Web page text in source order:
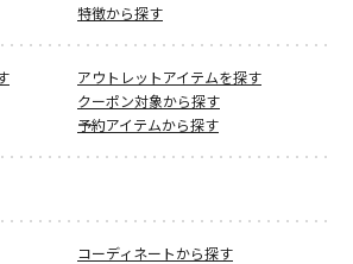
特徴から探す
アウトレットアイテムを探す
クーポン対象から探す
予約アイテムから探す
コーディネートから探す